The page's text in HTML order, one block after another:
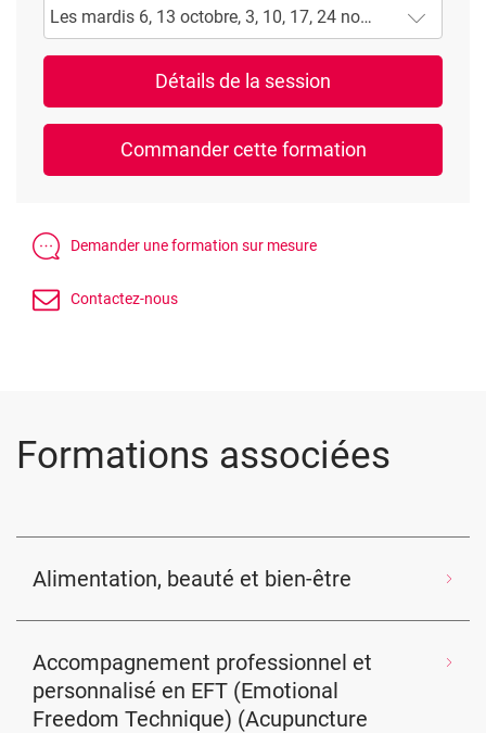
Les mardis 6, 13 octobre, 3, 10, 17, 24 novembre, 1, 8, 15 décembre 2026 + 5, 12 et 19 janvier 2027
Formations associées
Alimentation, beauté et bien-être
Accompagnement professionnel et
personnalisé en EFT (Emotional
Freedom Technique) (Acupuncture